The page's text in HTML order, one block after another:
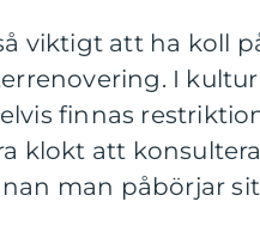
viktigt att ha koll
I
finnas
klokt att
man påbörjar